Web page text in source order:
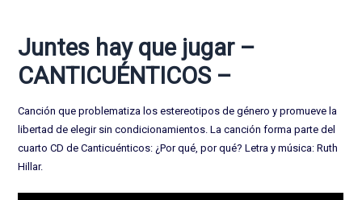
Juntes hay que jugar –
CANTICUÉNTICOS –
Canción que problematiza los estereotipos de género y promueve la
libertad de elegir sin condicionamientos. La canción forma parte del
cuarto CD de Canticuénticos: ¿Por qué, por qué? Letra y música: Ruth
Hillar.